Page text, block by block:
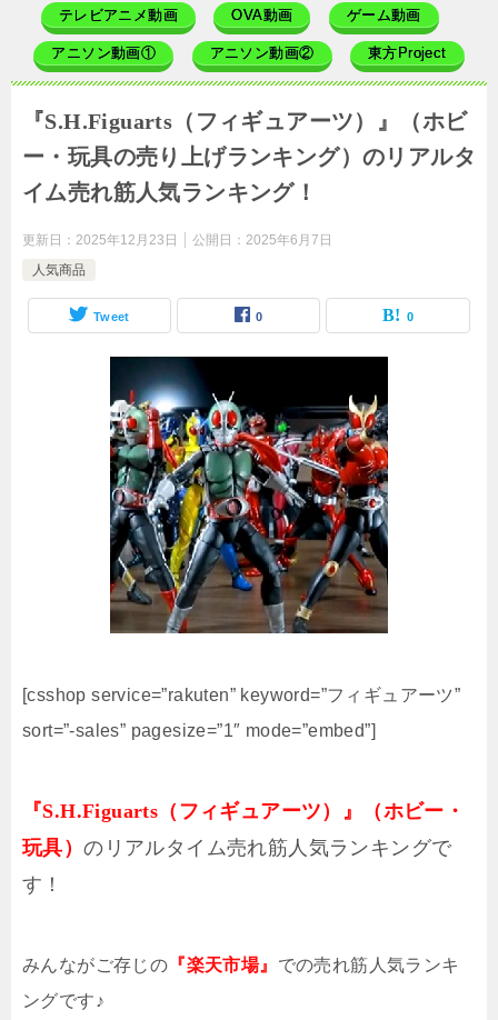
テレビアニメ動画 OVA動画 ゲーム動画
アニソン動画① アニソン動画② 東方Project
『S.H.Figuarts（フィギュアーツ）』（ホビ
ー・玩具の売り上げランキング）のリアルタ
イム売れ筋人気ランキング！
更新日： 2025年12月23日 公開日： 2025年6月7日
人気商品
Tweet 0 0
[csshop service=”rakuten” keyword=”フィギュアーツ”
sort=”-sales” pagesize=”1″ mode=”embed”]
『S.H.Figuarts（フィギュアーツ）』（ホビー・
玩具）のリアルタイム売れ筋人気ランキングで
す！
みんながご存じの 『楽天市場』 での売れ筋人気ランキ
ングです♪